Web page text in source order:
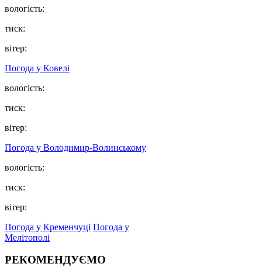
вологість:
тиск:
вітер:
Погода у Ковелі
вологість:
тиск:
вітер:
Погода у Володимир-Волинському
вологість:
тиск:
вітер:
Погода у Кременчуці Погода у
Мелітополі
РЕКОМЕНДУЄМО